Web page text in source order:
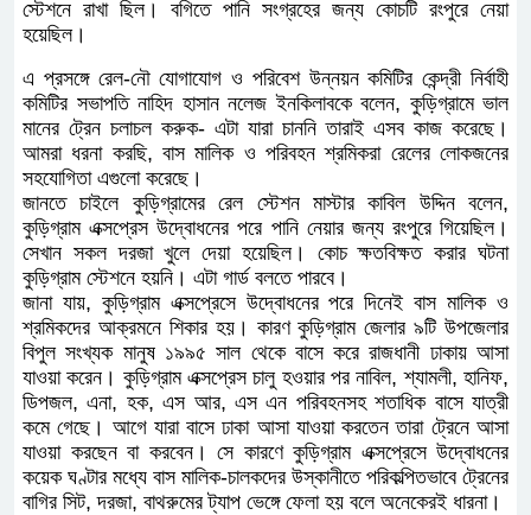
স্টেশনে রাখা ছিল। বগিতে পানি সংগ্রহের জন্য কোচটি রংপুরে নেয়া
হয়েছিল।
এ প্রসঙ্গে রেল-নৌ যোগাযোগ ও পরিবেশ উন্নয়ন কমিটির কেন্দ্রী নির্বাহী
কমিটির সভাপতি নাহিদ হাসান নলেজ ইনকিলাবকে বলেন, কুড়িগ্রামে ভাল
মানের ট্রেন চলাচল করুক- এটা যারা চাননি তারাই এসব কাজ করেছে।
আমরা ধরনা করছি, বাস মালিক ও পরিবহন শ্রমিকরা রেলের লোকজনের
সহযোগিতা এগুলো করেছে।
জানতে চাইলে কুড়িগ্রামের রেল স্টেশন মাস্টার কাবিল উদ্দিন বলেন,
কুড়িগ্রাম এক্সপ্রেস উদ্বোধনের পরে পানি নেয়ার জন্য রংপুরে গিয়েছিল।
সেখান সকল দরজা খুলে দেয়া হয়েছিল। কোচ ক্ষতবিক্ষত করার ঘটনা
কুড়িগ্রাম স্টেশনে হয়নি। এটা গার্ড বলতে পারবে।
জানা যায়, কুড়িগ্রাম এক্সপ্রেসে উদ্বোধনের পরে দিনেই বাস মালিক ও
শ্রমিকদের আক্রমনে শিকার হয়। কারণ কুড়িগ্রাম জেলার ৯টি উপজেলার
বিপুল সংখ্যক মানুষ ১৯৯৫ সাল থেকে বাসে করে রাজধানী ঢাকায় আসা
যাওয়া করেন। কুড়িগ্রাম এক্সপ্রেস চালু হওয়ার পর নাবিল, শ্যামলী, হানিফ,
ডিপজল, এনা, হক, এস আর, এস এন পরিবহনসহ শতাধিক বাসে যাত্রী
কমে গেছে। আগে যারা বাসে ঢাকা আসা যাওয়া করতেন তারা ট্রেনে আসা
যাওয়া করছেন বা করবেন। সে কারণে কুড়িগ্রাম এক্সপ্রেসে উদ্বোধনের
কয়েক ঘণ্টার মধ্যে বাস মালিক-চালকদের উস্কানীতে পরিকল্পিতভাবে ট্রেনের
বাগির সিট, দরজা, বাথরুমের ট্যাপ ভেঙ্গে ফেলা হয় বলে অনেকেরই ধারনা।